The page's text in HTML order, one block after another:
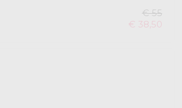
€ 55
€ 38,50